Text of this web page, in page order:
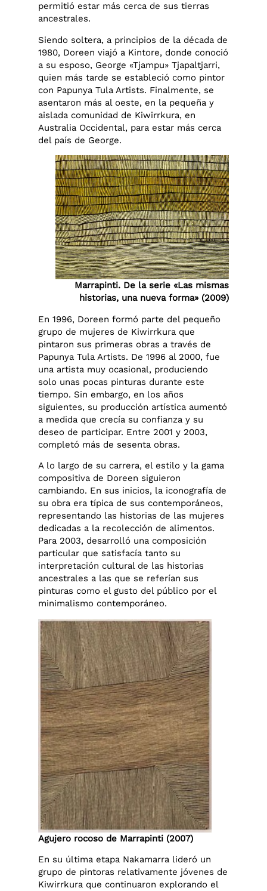
permitió estar más cerca de sus tierras
ancestrales.
Siendo soltera, a principios de la década de
1980, Doreen viajó a Kintore, donde conoció
a su esposo, George «Tjampu» Tjapaltjarri,
quien más tarde se estableció como pintor
con Papunya Tula Artists. Finalmente, se
asentaron más al oeste, en la pequeña y
aislada comunidad de Kiwirrkura, en
Australia Occidental, para estar más cerca
del país de George.
Marrapinti. De la serie «Las mismas
historias, una nueva forma» (2009)
En 1996, Doreen formó parte del pequeño
grupo de mujeres de Kiwirrkura que
pintaron sus primeras obras a través de
Papunya Tula Artists. De 1996 al 2000, fue
una artista muy ocasional, produciendo
solo unas pocas pinturas durante este
tiempo. Sin embargo, en los años
siguientes, su producción artística aumentó
a medida que crecía su confianza y su
deseo de participar. Entre 2001 y 2003,
completó más de sesenta obras.
A lo largo de su carrera, el estilo y la gama
compositiva de Doreen siguieron
cambiando. En sus inicios, la iconografía de
su obra era típica de sus contemporáneos,
representando las historias de las mujeres
dedicadas a la recolección de alimentos.
Para 2003, desarrolló una composición
particular que satisfacía tanto su
interpretación cultural de las historias
ancestrales a las que se referían sus
pinturas como el gusto del público por el
minimalismo contemporáneo.
Agujero rocoso de Marrapinti (2007)
En su última etapa Nakamarra lideró un
grupo de pintoras relativamente jóvenes de
Kiwirrkura que continuaron explorando el